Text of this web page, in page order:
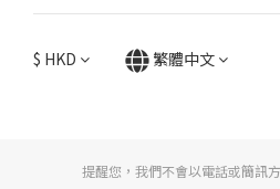
$ HKD 繁體中文
提醒您，我們不會以電話或簡訊